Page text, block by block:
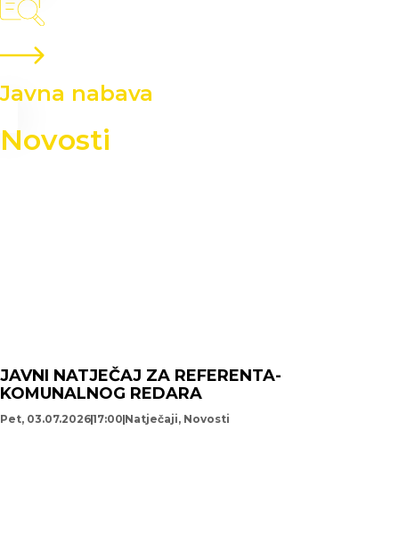
Javna nabava
Novosti
JAVNI NATJEČAJ ZA REFERENTA-
KOMUNALNOG REDARA
Pet, 03.07.202617:00 Natječaji, Novosti